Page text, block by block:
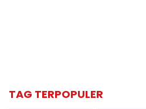
TAG TERPOPULER